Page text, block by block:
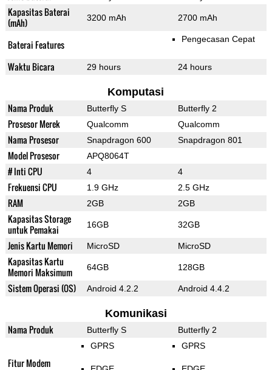
Kapasitas Baterai
(mAh)
3200 mAh 2700 mAh
Baterai Features Pengecasan Cepat
Waktu Bicara 29 hours 24 hours
Komputasi
Nama Produk Butterfly S Butterfly 2
Prosesor Merek Qualcomm Qualcomm
Nama Prosesor Snapdragon 600 Snapdragon 801
Model Prosesor APQ8064T
# Inti CPU 4 4
Frekuensi CPU 1.9 GHz 2.5 GHz
RAM 2GB 2GB
Kapasitas Storage
untuk Pemakai
16GB 32GB
Jenis Kartu Memori MicroSD MicroSD
Kapasitas Kartu
Memori Maksimum
64GB 128GB
Sistem Operasi (OS) Android 4.2.2 Android 4.4.2
Komunikasi
Nama Produk Butterfly S Butterfly 2
Fitur Modem
GPRS GPRS